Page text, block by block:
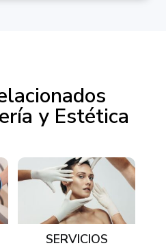
y Estética
SERVICIOS